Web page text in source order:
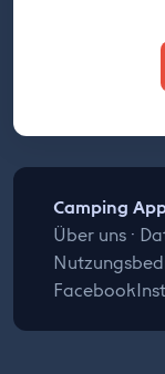
Camping
Über uns·
Facebook